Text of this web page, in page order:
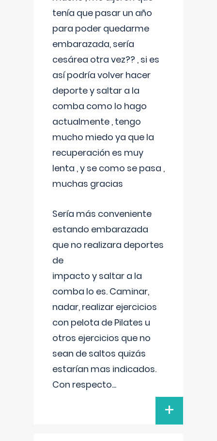
tenía que pasar un año
para poder quedarme
embarazada, sería
cesárea otra vez?? , si es
así podría volver hacer
deporte y saltar a la
comba como lo hago
actualmente , tengo
mucho miedo ya que la
recuperación es muy
lenta , y se como se pasa ,
muchas gracias
Sería más conveniente
estando embarazada
que no realizara deportes
de
impacto y saltar a la
comba lo es. Caminar,
nadar, realizar ejercicios
con pelota de Pilates u
otros ejercicios que no
sean de saltos quizás
estarían mas indicados.
Con respecto...
+